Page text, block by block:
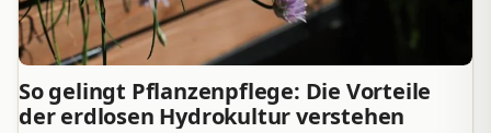
So gelingt Pflanzenpflege: Die Vorteile
der erdlosen Hydrokultur verstehen